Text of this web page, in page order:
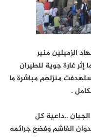
الزميلين منير
غارة جوية للطيران
منزلهم مباشرة ما
.
..داعية كل
الغاشم وفضح جرائمه